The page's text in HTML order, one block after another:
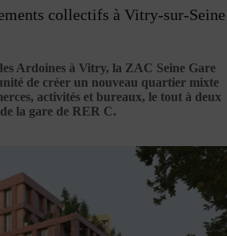
collectifs à Vitry-sur-Seine
Ardoines à Vitry, la ZAC Seine Gare
de créer un nouveau quartier mixte
activités et bureaux, le tout à deux
la gare de RER C.